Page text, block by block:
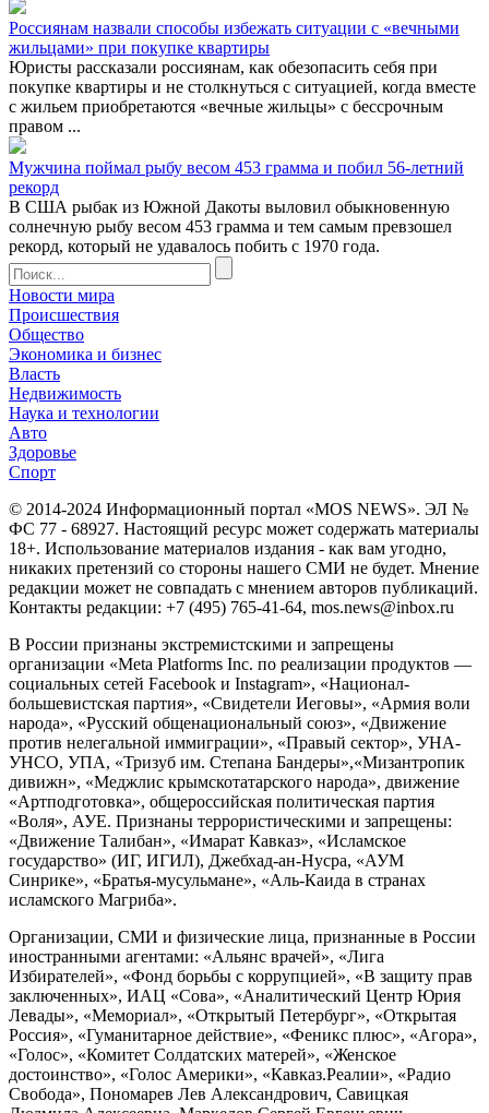
Россиянам назвали способы избежать ситуации с «вечными
жильцами» при покупке квартиры
Юристы рассказали россиянам, как обезопасить себя при
покупке квартиры и не столкнуться с ситуацией, когда вместе
с жильем приобретаются «вечные жильцы» с бессрочным
правом ...
Мужчина поймал рыбу весом 453 грамма и побил 56-летний
рекорд
В США рыбак из Южной Дакоты выловил обыкновенную
солнечную рыбу весом 453 грамма и тем самым превзошел
рекорд, который не удавалось побить с 1970 года.
Новости мира
Происшествия
Общество
Экономика и бизнес
Власть
Недвижимость
Наука и технологии
Авто
Здоровье
Спорт
© 2014-2024 Информационный портал «MOS NEWS». ЭЛ №
ФС 77 - 68927. Настоящий ресурс может содержать материалы
18+. Использование материалов издания - как вам угодно,
никаких претензий со стороны нашего СМИ не будет. Мнение
редакции может не совпадать с мнением авторов публикаций.
Контакты редакции: +7 (495) 765-41-64, mos.news@inbox.ru
В России признаны экстремистскими и запрещены
организации «Meta Platforms Inc. по реализации продуктов —
социальных сетей Facebook и Instagram», «Национал-
большевистская партия», «Свидетели Иеговы», «Армия воли
народа», «Русский общенациональный союз», «Движение
против нелегальной иммиграции», «Правый сектор», УНА-
УНСО, УПА, «Тризуб им. Степана Бандеры»,«Мизантропик
дивижн», «Меджлис крымскотатарского народа», движение
«Артподготовка», общероссийская политическая партия
«Воля», АУЕ. Признаны террористическими и запрещены:
«Движение Талибан», «Имарат Кавказ», «Исламское
государство» (ИГ, ИГИЛ), Джебхад-ан-Нусра, «АУМ
Синрике», «Братья-мусульмане», «Аль-Каида в странах
исламского Магриба».
Организации, СМИ и физические лица, признанные в России
иностранными агентами: «Альянс врачей», «Лига
Избирателей», «Фонд борьбы с коррупцией», «В защиту прав
заключенных», ИАЦ «Сова», «Аналитический Центр Юрия
Левады», «Мемориал», «Открытый Петербург», «Открытая
Россия», «Гуманитарное действие», «Феникс плюс», «Агора»,
«Голос», «Комитет Солдатских матерей», «Женское
достоинство», «Голос Америки», «Кавказ.Реалии», «Радио
Свобода», Пономарев Лев Александрович, Савицкая